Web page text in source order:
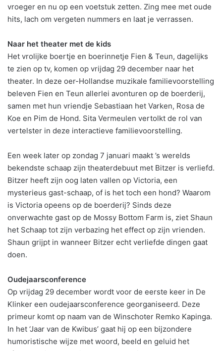
vroeger en nu op een voetstuk zetten. Zing mee met oude
hits, lach om vergeten nummers en laat je verrassen.
Naar het theater met de kids
Het vrolijke boertje en boerinnetje Fien & Teun, dagelijks
te zien op tv, komen op vrijdag 29 december naar het
theater. In deze oer-Hollandse muzikale familievoorstelling
beleven Fien en Teun allerlei avonturen op de boerderij,
samen met hun vriendje Sebastiaan het Varken, Rosa de
Koe en Pim de Hond. Sita Vermeulen vertolkt de rol van
vertelster in deze interactieve familievoorstelling.
Een week later op zondag 7 januari maakt ’s werelds
bekendste schaap zijn theaterdebuut met Bitzer is verliefd.
Bitzer heeft zijn oog laten vallen op Victoria, een
mysterieus gast-schaap, of is het toch een hond? Waarom
is Victoria opeens op de boerderij? Sinds deze
onverwachte gast op de Mossy Bottom Farm is, ziet Shaun
het Schaap tot zijn verbazing het effect op zijn vrienden.
Shaun grijpt in wanneer Bitzer echt verliefde dingen gaat
doen.
Oudejaarsconference
Op vrijdag 29 december wordt voor de eerste keer in De
Klinker een oudejaarsconference georganiseerd. Deze
primeur komt op naam van de Winschoter Remko Kapinga.
In het ‘Jaar van de Kwibus’ gaat hij op een bijzondere
humoristische wijze met woord, beeld en geluid het